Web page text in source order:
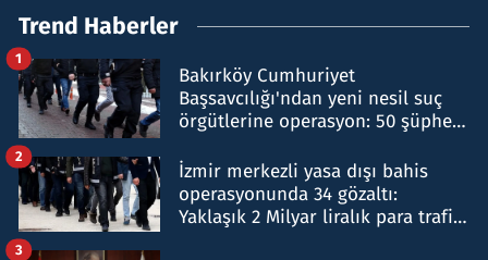
Trend Haberler
Bakırköy Cumhuriyet
Başsavcılığı'ndan yeni nesil suç
örgütlerine operasyon: 50 şüpheli
1
İzmir merkezli yasa dışı bahis
operasyonunda 34 gözaltı:
Yaklaşık 2 Milyar liralık para trafiği
2
3